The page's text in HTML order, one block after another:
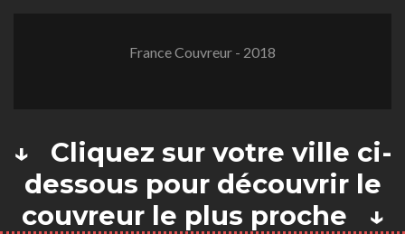
France Couvreur - 2018
↓ Cliquez sur votre ville ci-
dessous pour découvrir le
couvreur le plus proche ↓